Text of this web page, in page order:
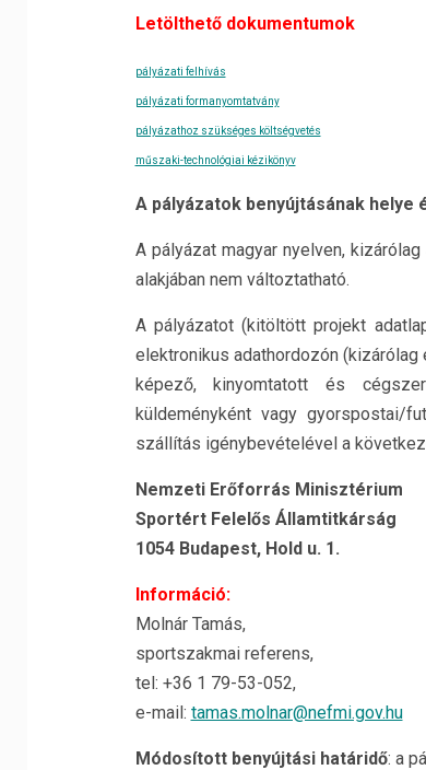
Letölthető dokumentumok
pályázati felhívás
pályázati formanyomtatvány
pályázathoz szükséges költségvetés
műszaki-technológiai kézikönyv
A pályázatok benyújtásának helye
A pályázat magyar nyelven,
alakjában nem változtatható.
A pályázatot (kitöltött projekt
elektronikus adathordozón
képező, kinyomtatott és
küldeményként vagy gyorspostai/
szállítás igénybevételével a
Nemzeti Erőforrás Minisztérium
Sportért Felelős Államtitkárság
1054 Budapest, Hold u. 1.
Információ:
Molnár Tamás,
sportszakmai referens,
tel: +36 1 79-53-052,
e-mail: tamas.molnar@nefmi.gov.hu
Módosított benyújtási határidő: a